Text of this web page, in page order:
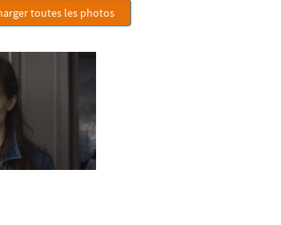
toutes les photos